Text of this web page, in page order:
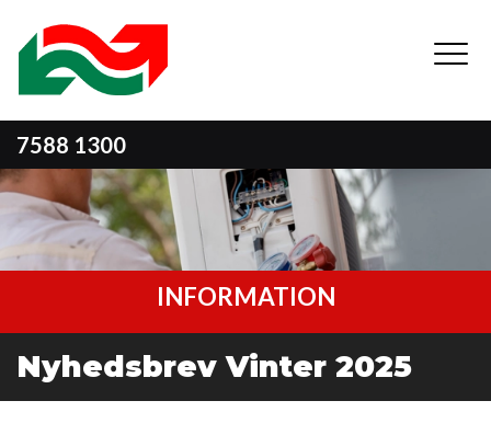
main
content
7588 1300
INFORMATION
Nyhedsbrev Vinter 2025